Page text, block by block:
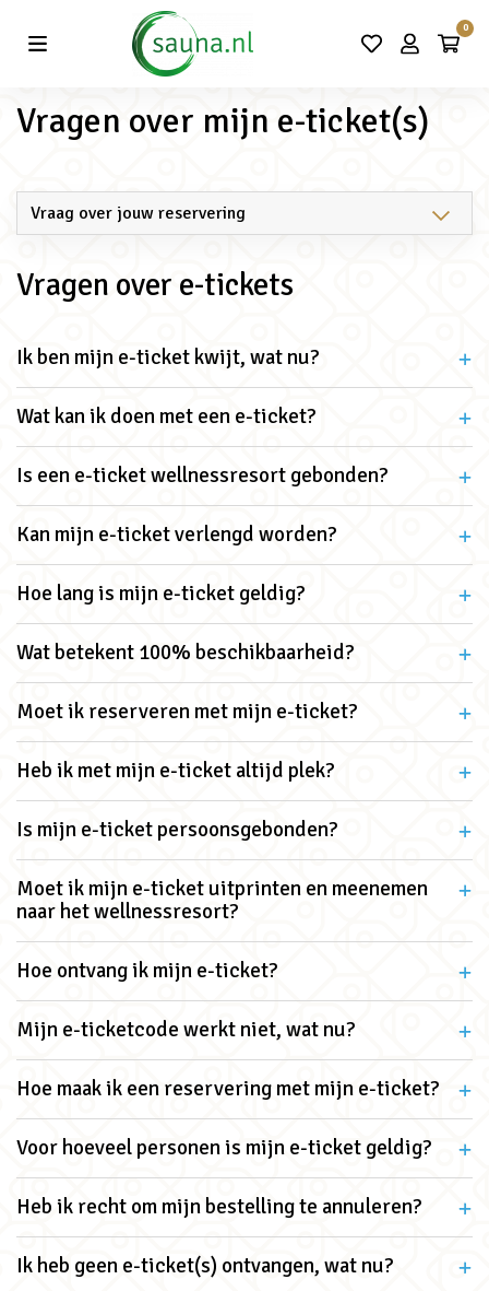
0
Vind de beste acties in één klik!
Vragen over mijn e-ticket(s)
Vragen over e-tickets
Ik ben mijn e-ticket kwijt, wat nu?
Wat kan ik doen met een e-ticket?
Is een e-ticket wellnessresort gebonden?
Kan mijn e-ticket verlengd worden?
Hoe lang is mijn e-ticket geldig?
Wat betekent 100% beschikbaarheid?
Moet ik reserveren met mijn e-ticket?
Heb ik met mijn e-ticket altijd plek?
Is mijn e-ticket persoonsgebonden?
Moet ik mijn e-ticket uitprinten en meenemen
naar het wellnessresort?
Hoe ontvang ik mijn e-ticket?
Mijn e-ticketcode werkt niet, wat nu?
Hoe maak ik een reservering met mijn e-ticket?
Voor hoeveel personen is mijn e-ticket geldig?
Heb ik recht om mijn bestelling te annuleren?
Ik heb geen e-ticket(s) ontvangen, wat nu?